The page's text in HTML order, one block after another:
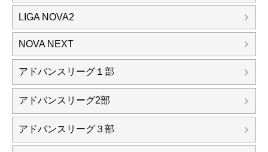
LIGA NOVA2
NOVA NEXT
アドバンスリーグ１部
アドバンスリーグ2部
アドバンスリーグ３部